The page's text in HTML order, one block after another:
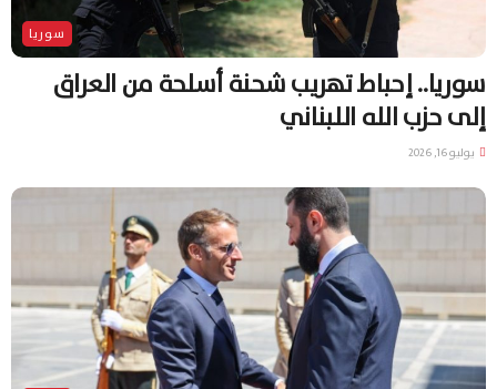
سوريا
سوريا.. إحباط تهريب شحنة أسلحة من العراق
إلى حزب الله اللبناني
يوليو 16, 2026